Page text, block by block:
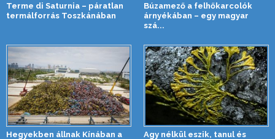
Terme di Saturnia – páratlan
termálforrás Toszkánában
Búzamező a felhőkarcolók
árnyékában – egy magyar
szá...
Hegyekben állnak Kínában a Agy nélkül eszik, tanul és